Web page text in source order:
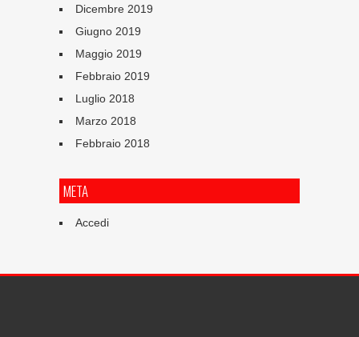
Dicembre 2019
Giugno 2019
Maggio 2019
Febbraio 2019
Luglio 2018
Marzo 2018
Febbraio 2018
META
Accedi